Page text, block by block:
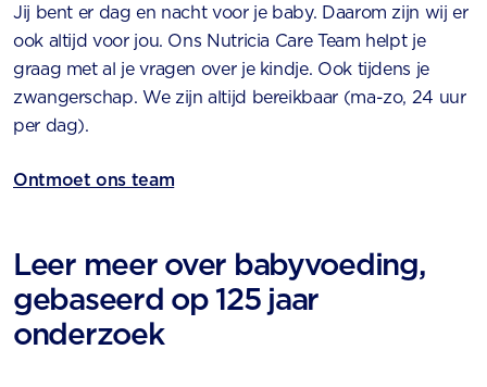
Jij bent er dag en nacht voor je baby. Daarom zijn wij er
ook altijd voor jou. Ons Nutricia Care Team helpt je
graag met al je vragen over je kindje. Ook tijdens je
zwangerschap. We zijn altijd bereikbaar (ma-zo, 24 uur
per dag).
Ontmoet ons team
Leer meer over babyvoeding,
gebaseerd op 125 jaar
onderzoek